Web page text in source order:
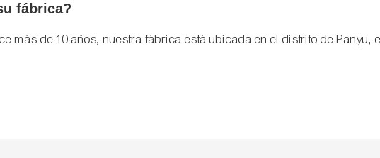
fábrica?
más de 10 años, nuestra fábrica está ubicada en el distrito de Panyu,